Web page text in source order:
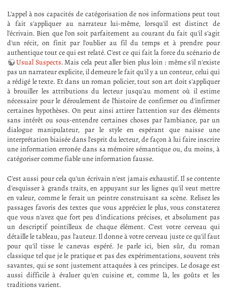
L'appel à nos capacités de catégorisation de nos informations peut tout
à fait s'appliquer au narrateur lui-même, lorsqu'il est distinct de
l'écrivain. Bien que l'on soit parfaitement au courant du fait qu'il s'agit
d'un récit, on finit par l'oublier au fil du temps et à prendre pour
authentique tout ce qui est relaté. C'est ce qui fait la force du scénario de
Usual Suspects. Mais cela peut aller bien plus loin : même s'il n'existe
pas un narrateur explicite, il demeure le fait qu'il y a un conteur, celui qui
a rédigé le texte. Et dans un roman policier, tout son art doit s'appliquer
à brouiller les attributions du lecteur jusqu'au moment où il estime
nécessaire pour le déroulement de l'histoire de confirmer ou d'infirmer
certaines hypothèses. On peut ainsi attirer l'attention sur des éléments
sans intérêt ou sous-entendre certaines choses par l'ambiance, par un
dialogue manipulateur, par le style en espérant que naisse une
interprétation biaisée dans l'esprit du lecteur, de façon à lui faire inscrire
une information erronée dans sa mémoire sémantique ou, du moins, à
catégoriser comme fiable une information fausse.
C'est aussi pour cela qu'un écrivain n'est jamais exhaustif. Il se contente
d'esquisser à grands traits, en appuyant sur les lignes qu'il veut mettre
en valeur, comme le ferait un peintre construisant sa scène. Relisez les
passages favoris des textes que vous appréciez le plus, vous constaterez
que vous n'avez que fort peu d'indications précises, et absolument pas
un descriptif pointilleux de chaque élément. C'est votre cerveau qui
détaille le tableau, pas l'auteur. Il donne à votre cerveau juste ce qu'il faut
pour qu'il tisse le canevas espéré. Je parle ici, bien sûr, du roman
classique tel que je le pratique et pas des expérimentations, souvent très
savantes, qui se sont justement attaquées à ces principes. Le dosage est
aussi difficile à évaluer qu'en cuisine et, comme là, les goûts et les
traditions varient.